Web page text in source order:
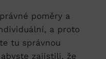
poměry a
a ⁣proto
⁢tu správnou
zajistili, že